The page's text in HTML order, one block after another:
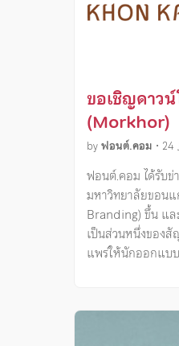
ขอเชิญดาว
(Morkhor)
byฟอนต์.คอม • 24
ฟอนต์.คอม ได้รับ
มหาวิทยาลัยขอน
Branding) ขึ้น แ
เป็นส่วนหนึ่งของ
แพร่ให้นักออกแบ